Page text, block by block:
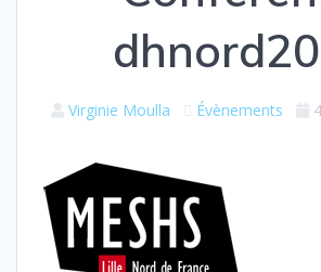
Virginie Moulla Évènements